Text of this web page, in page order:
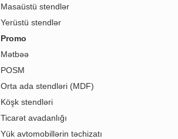
Masaüstü stendlər
Yerüstü stendlər
Promo
Mətbəə
POSM
Orta ada stendləri (MDF)
Köşk stendləri
Ticarət avadanlığı
Yük avtomobillərin təchizatı